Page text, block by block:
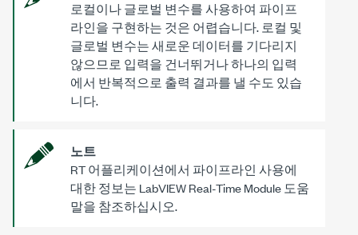
로컬이나 글로벌 변수를 사용하여 파이프
라인을 구현하는 것은 어렵습니다. 로컬 및
글로벌 변수는 새로운 데이터를 기다리지
않으므로 입력을 건너뛰거나 하나의 입력
에서 반복적으로 출력 결과를 낼 수도 있습
니다.
노트
RT 어플리케이션에서 파이프라인 사용에
대한 정보는 LabVIEW Real-Time Module 도움
말을 참조하십시오.